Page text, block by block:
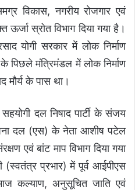
विकास, नगरीय रोजगार एवं
ऊर्जा स्रोत विभाग दिया गया है।
योगी सरकार में लोक निर्माण
पिछले मंत्रिमंडल में लोक निर्माण
मौर्य के पास था।
दल निषाद पार्टी के संजय
दल (एस) के नेता आशीष पटेल
एवं बांट माप विभाग दिया गया
(स्वतंत्र प्रभार) में पूर्व आईपीएस
कल्याण, अनुसूचित जाति एवं